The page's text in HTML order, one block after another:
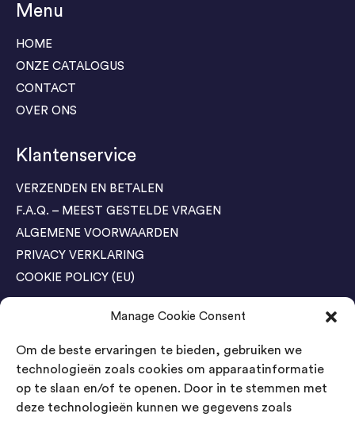
Manage Cookie Consent
Om de beste ervaringen te bieden, gebruiken we
technologieën zoals cookies om apparaatinformatie
op te slaan en/of te openen. Door in te stemmen met
deze technologieën kunnen we gegevens zoals
Menu
HOME
ONZE CATALOGUS
CONTACT
OVER ONS
Klantenservice
VERZENDEN EN BETALEN
F.A.Q. – MEEST GESTELDE VRAGEN
ALGEMENE VOORWAARDEN
PRIVACY VERKLARING
COOKIE POLICY (EU)
Agenda Trade Shows
04-05 November / SVG FAIR Winterswijk
Bestel GRATIS kaarten
Bestel GRATIS kaarten